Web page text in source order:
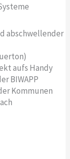
abschwellender
aufs Handy
BIWAPP
Kommunen